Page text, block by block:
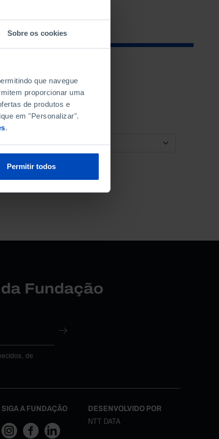
Sobre os cookies
que navegue
proporcionar uma
de produtos e
em "Personalizar".
.
Permitir todos
ORDENAR POR
Fundação
de
SIGA A FUNDAÇÃO DESENVOLVIDO POR
NTT DATA